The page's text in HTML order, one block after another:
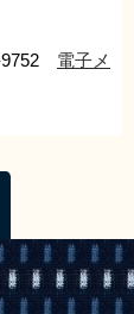
9752 電子メ